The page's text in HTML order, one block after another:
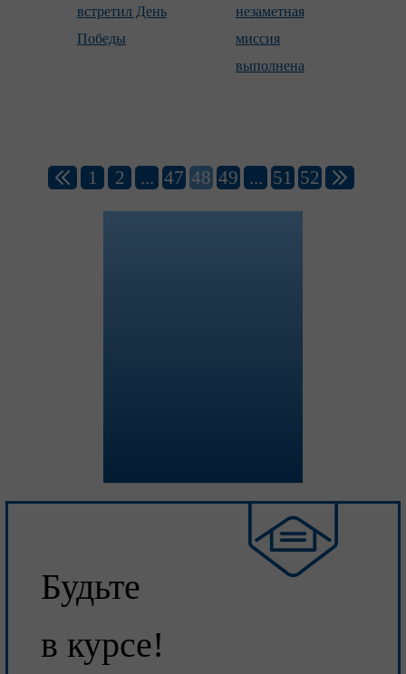
встретил День
Победы
незаметная
миссия
выполнена
1 2 ... 47 48 49 ... 51 52
Будьте
в курсе!